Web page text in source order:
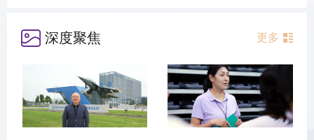
深度聚焦 更多